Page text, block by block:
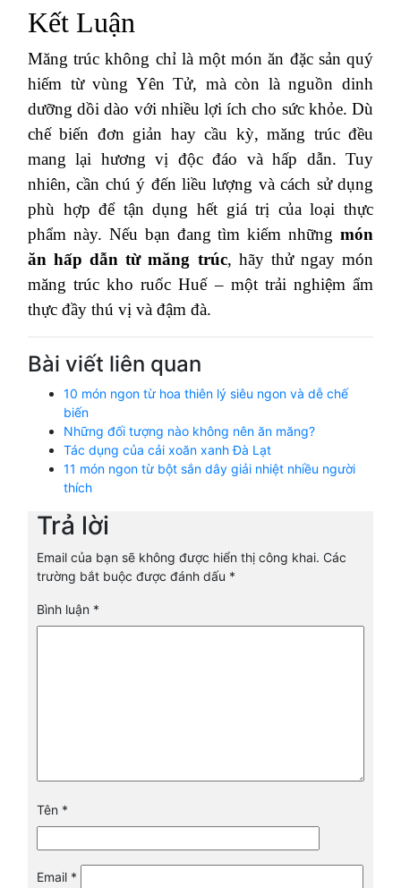
Kết Luận
Măng trúc không chỉ là một món ăn đặc sản quý
hiếm từ vùng Yên Tử, mà còn là nguồn dinh
dưỡng dồi dào với nhiều lợi ích cho sức khỏe. Dù
chế biến đơn giản hay cầu kỳ, măng trúc đều
mang lại hương vị độc đáo và hấp dẫn. Tuy
nhiên, cần chú ý đến liều lượng và cách sử dụng
phù hợp để tận dụng hết giá trị của loại thực
phẩm này. Nếu bạn đang tìm kiếm những món
ăn hấp dẫn từ măng trúc, hãy thử ngay món
măng trúc kho ruốc Huế – một trải nghiệm ẩm
thực đầy thú vị và đậm đà.
Bài viết liên quan
10 món ngon từ hoa thiên lý siêu ngon và dễ chế
biến
Những đối tượng nào không nên ăn măng?
Tác dụng của cải xoăn xanh Đà Lạt
11 món ngon từ bột sắn dây giải nhiệt nhiều người
thích
Trả lời
Email của bạn sẽ không được hiển thị công khai. Các
trường bắt buộc được đánh dấu *
Bình luận *
Tên *
Email *